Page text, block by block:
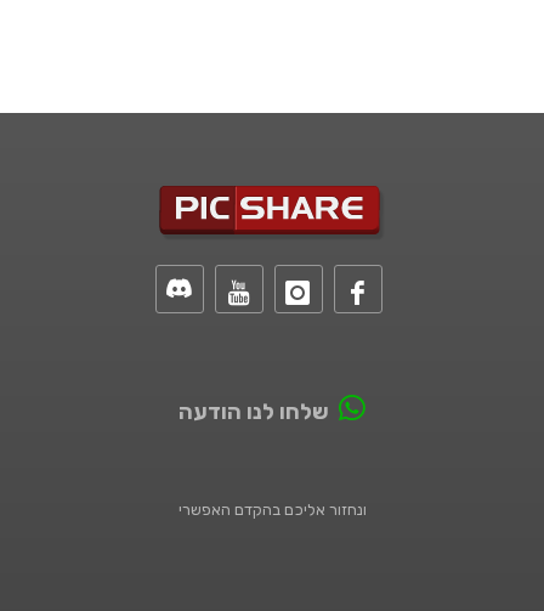
שלחו לנו הודעה
ונחזור אליכם בהקדם האפשרי